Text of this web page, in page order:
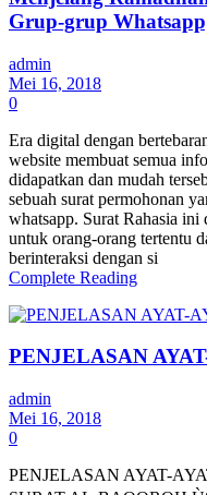
Grup-grup
admin
Mei 16, 2018
0
Era digital dengan
website membuat semua
didapatkan dan mudah
sebuah surat permohonan
whatsapp. Surat Rahasia ini
untuk orang-orang tertentu
berinteraksi dengan si
Complete Reading
PENJELASAN
admin
Mei 16, 2018
0
PENJELASAN AYAT-